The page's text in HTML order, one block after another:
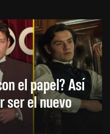
el papel? Así
ser el nuevo